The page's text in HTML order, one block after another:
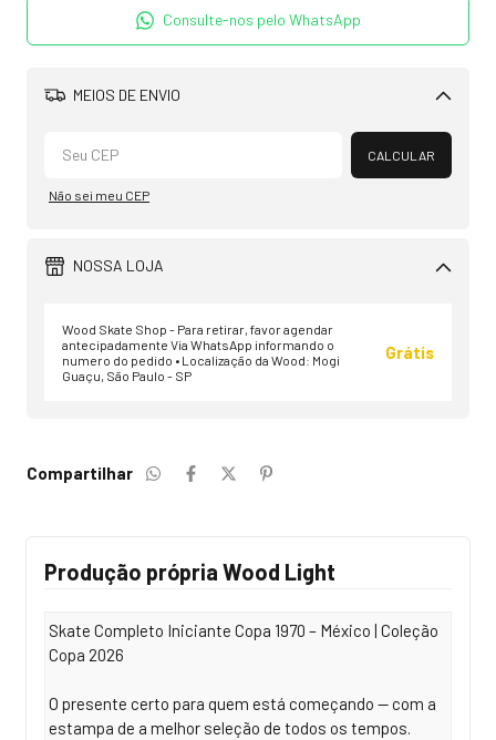
Consulte-nos pelo WhatsApp
MEIOS DE ENVIO
Alterar CEP
CALCULAR
Não sei meu CEP
NOSSA LOJA
Wood Skate Shop - Para retirar, favor agendar
antecipadamente Via WhatsApp informando o
numero do pedido • Localização da Wood: Mogi
Guaçu, São Paulo - SP
Grátis
Compartilhar
Produção própria Wood Light
Skate Completo Iniciante Copa 1970 – México | Coleção
Copa 2026
O presente certo para quem está começando — com a
estampa de a melhor seleção de todos os tempos.